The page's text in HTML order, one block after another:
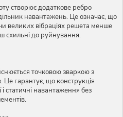
створює додаткове ребро
навантажень. Це означає, що
великих вібраціях решета менше
схильні до руйнування.
точковою зваркою з
Це гарантує, що конструкція
і статичні навантаження без